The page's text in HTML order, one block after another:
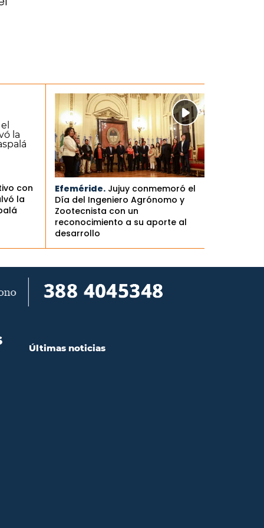
con
la
Efeméride. Jujuy conmemoró el
Día del Ingeniero Agrónomo y
Zootecnista con un
reconocimiento a su aporte al
desarrollo
Últimas noticias